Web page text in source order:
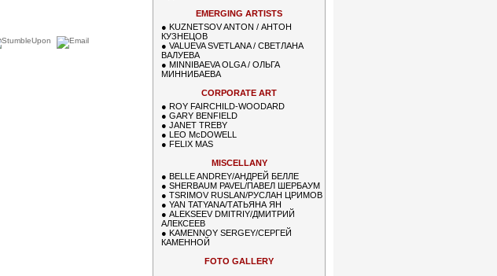
EMERGING ARTISTS
● KUZNETSOV ANTON / АНТОН
КУЗНЕЦОВ
● VALUEVA SVETLANA / СВЕТЛАНА
ВАЛУЕВА
● MINNIBAEVA OLGA / ОЛЬГА
МИННИБАЕВА
CORPORATE ART
● ROY FAIRCHILD-WOODARD
● GARY BENFIELD
● JANET TREBY
● LEO McDOWELL
● FELIX MAS
MISCELLANY
● BELLE ANDREY/АНДРЕЙ БЕЛЛЕ
● SHERBAUM PAVEL/ПАВЕЛ ШЕРБАУМ
● TSRIMOV RUSLAN/РУСЛАН ЦРИМОВ
● YAN TATYANA/ТАТЬЯНА ЯН
● ALEKSEEV DMITRIY/ДМИТРИЙ
АЛЕКСЕЕВ
● KAMENNOY SERGEY/СЕРГЕЙ
КАМЕННОЙ
FOTO GALLERY